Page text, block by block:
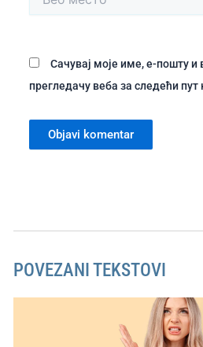
место
Сачувај моје име, е-пошту и
прегледачу веба за следећи
POVEZANI TEKSTOVI